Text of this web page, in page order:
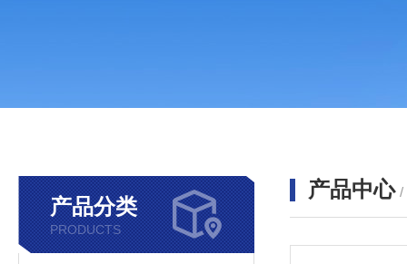
产品分类
PRODUCTS
产品中心 /